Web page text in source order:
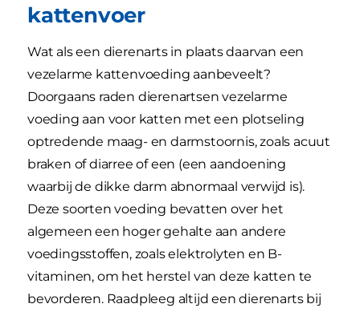
kattenvoer
Wat als een dierenarts in plaats daarvan een
vezelarme kattenvoeding aanbeveelt?
Doorgaans raden dierenartsen vezelarme
voeding aan voor katten met een plotseling
optredende maag- en darmstoornis, zoals acuut
braken of diarree of een (een aandoening
waarbij de dikke darm abnormaal verwijd is).
Deze soorten voeding bevatten over het
algemeen een hoger gehalte aan andere
voedingsstoffen, zoals elektrolyten en B-
vitaminen, om het herstel van deze katten te
bevorderen. Raadpleeg altijd een dierenarts bij